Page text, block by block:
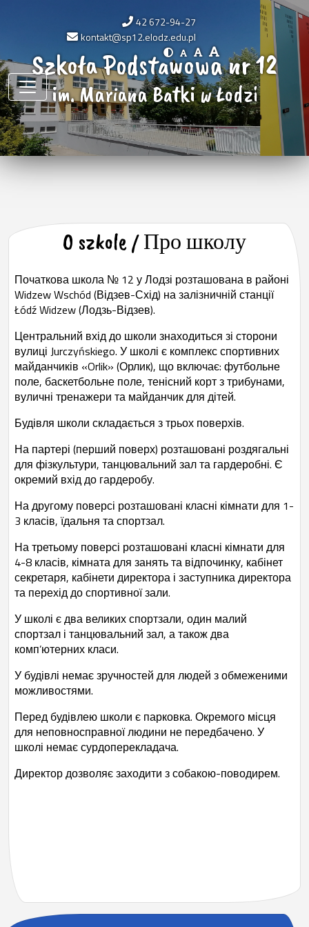
42 672-94-27
kontakt@sp12.elodz.edu.pl
Szkoła Podstawowa nr 12
im. Mariana Batki w Łodzi
O szkole / Про школу
Початкова школа № 12 у Лодзі розташована в районі
Widzew Wschód (Відзев-Схід) на залізничній станції
Łódź Widzew (Лодзь-Відзев).
Центральний вхід до школи знаходиться зі сторони
вулиці Jurczyńskiego. У школі є комплекс спортивних
майданчиків «Orlik» (Орлик), що включає: футбольне
поле, баскетбольне поле, тенісний корт з трибунами,
вуличні тренажери та майданчик для дітей.
Будівля школи складається з трьох поверхів.
На партері (перший поверх) розташовані роздягальні
для фізкультури, танцювальний зал та гардеробні. Є
окремий вхід до гардеробу.
На другому поверсі розташовані класні кімнати для 1-
3 класів, їдальня та спортзал.
На третьому поверсі розташовані класні кімнати для
4-8 класів, кімната для занять та відпочинку, кабінет
секретаря, кабінети директора і заступника директора
та перехід до спортивної зали.
У школі є два великих спортзали, один малий
спортзал і танцювальний зал, а також два
комп’ютерних класи.
У будівлі немає зручностей для людей з обмеженими
можливостями.
Перед будівлею школи є парковка. Окремого місця
для неповносправної людини не передбачено. У
школі немає сурдоперекладача.
Директор дозволяє заходити з собакою-поводирем.